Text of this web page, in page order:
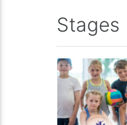
Stages